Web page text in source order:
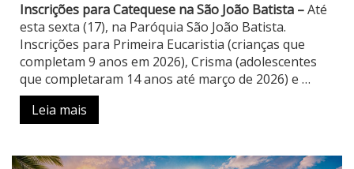
Inscrições para Catequese na São João Batista –Até
esta sexta (17), na Paróquia São João Batista.
Inscrições para Primeira Eucaristia (crianças que
completam 9 anos em 2026), Crisma (adolescentes
que completaram 14 anos até março de 2026) e …
Leia mais